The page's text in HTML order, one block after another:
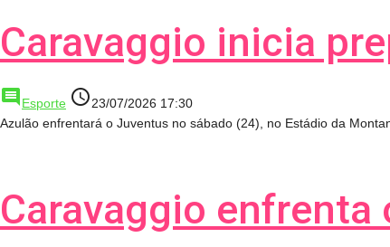
Caravaggio inicia
comment Esporte access_time23/07/2026 17:30
Azulão enfrentará o Juventus no sábado (24), no Estádio da
Caravaggio enfrenta